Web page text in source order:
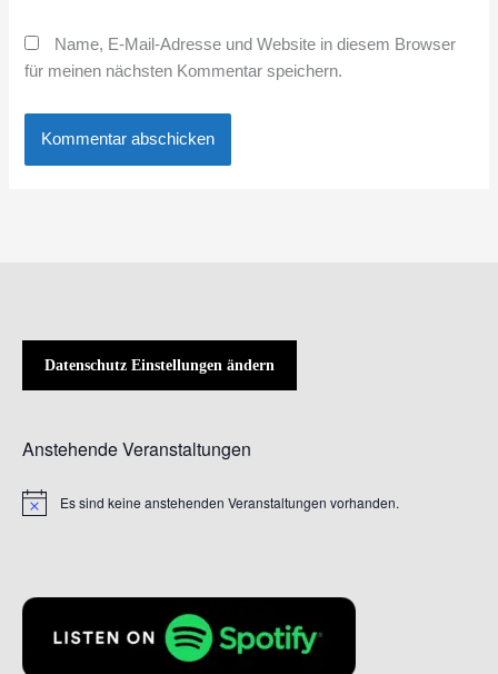
Name, E-Mail-Adresse und Website in diesem Browser
für meinen nächsten Kommentar speichern.
Datenschutz Einstellungen ändern
Anstehende Veranstaltungen
HinweisEs sind keine anstehenden Veranstaltungen vorhanden.